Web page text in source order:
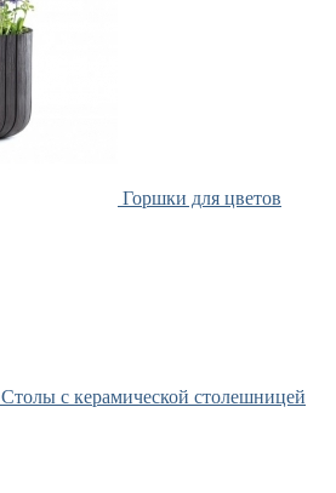
Горшки для цветов
Столы с керамической столешницей